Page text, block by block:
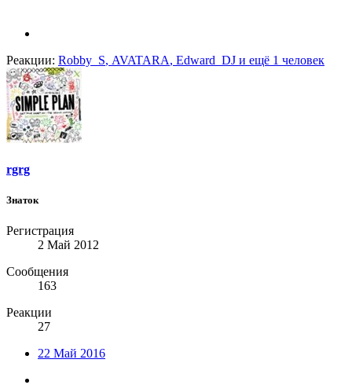
Реакции: Robby_S, AVATARA, Edward_DJ и ещё 1 человек
rgrg
Знаток
Регистрация
2 Май 2012
Сообщения
163
Реакции
27
22 Май 2016